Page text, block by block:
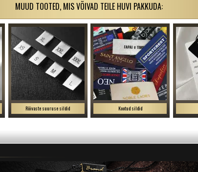
MUUD TOOTED, MIS VÕIVAD TEILE HUVI PAKKUDA:
Rõivaste suuruse sildid Kootud sildid